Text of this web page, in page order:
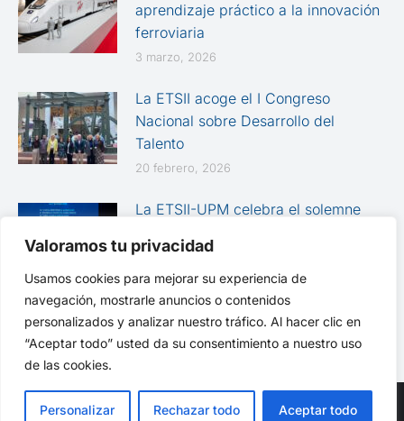
Valoramos tu privacidad
Usamos cookies para mejorar su experiencia de
navegación, mostrarle anuncios o contenidos
personalizados y analizar nuestro tráfico. Al hacer clic en
“Aceptar todo” usted da su consentimiento a nuestro uso
de las cookies.
Personalizar Rechazar todo Aceptar todo
aprendizaje práctico a la innovación
ferroviaria
3 marzo, 2026
La ETSII acoge el I Congreso
Nacional sobre Desarrollo del
Talento
20 febrero, 2026
La ETSII-UPM celebra el solemne
las promociones 2024-2025
12 febrero, 2026